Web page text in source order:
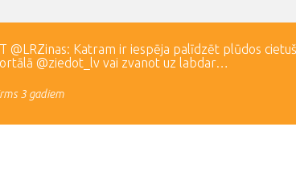
@LRZinas: Katram ir iespēja palīdzēt plūdos
@ziedot_lv vai zvanot uz labdar…
3 gadiem